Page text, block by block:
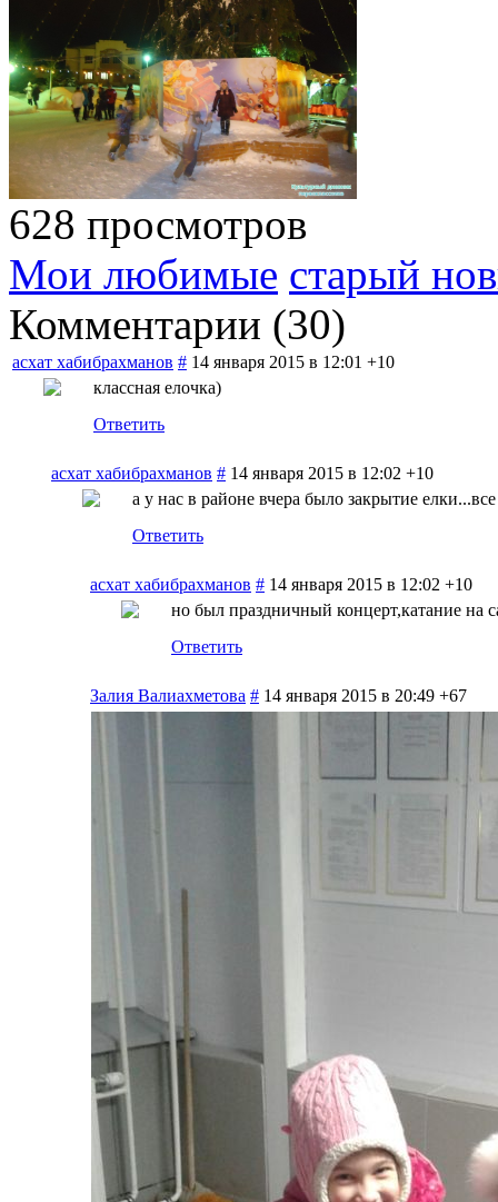
628 просмотров
Мои любимые старый
Комментарии (30)
асхат хабибрахманов # 14 января 2015 в 12:01 +10
классная елочка)
Ответить
асхат хабибрахманов # 14 января 2015 в 12:02 +10
а у нас в районе вчера было закрытие
Ответить
асхат хабибрахманов # 14 января 2015 в 12:02 +10
но был праздничный концерт,катание на
Ответить
Залия Валиахметова # 14 января 2015 в 20:49 +67